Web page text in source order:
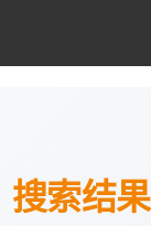
搜索结果